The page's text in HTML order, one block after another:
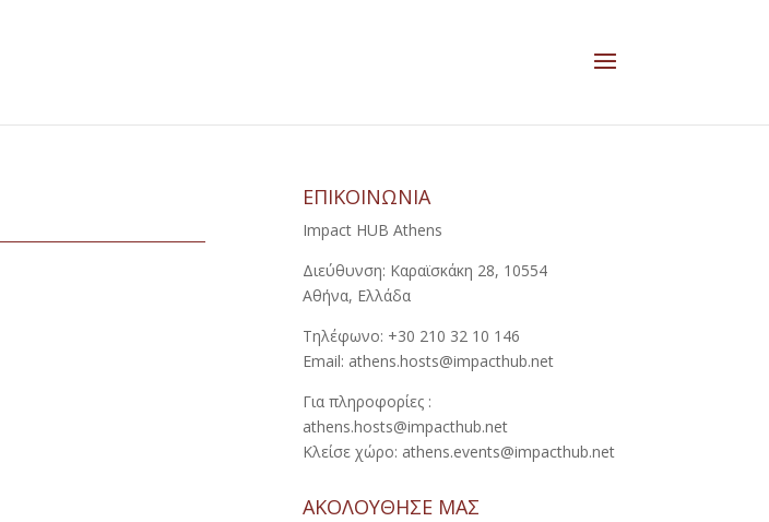
ΕΠΙΚΟΙΝΩΝΙΑ
Impact HUB Athens
Διεύθυνση: Καραϊσκάκη 28, 10554
Αθήνα, Ελλάδα
Τηλέφωνο: +30 210 32 10 146
Email: athens.hosts@impacthub.net
Για πληροφορίες :
athens.hosts@impacthub.net
Κλείσε χώρο: athens.events@impacthub.net
ΑΚΟΛΟΥΘΗΣΕ ΜΑΣ